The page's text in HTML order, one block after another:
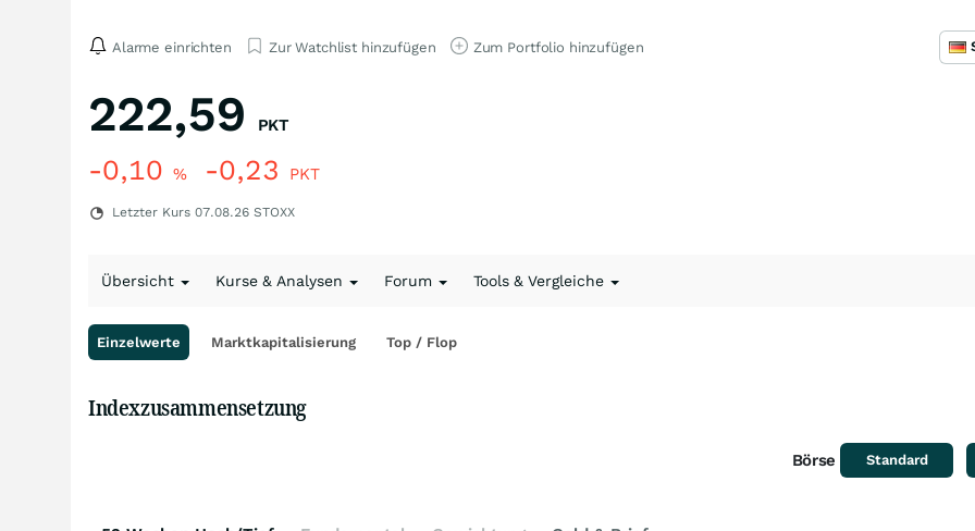
Alarme einrichten Zur Watchlist hinzufügen Zum Portfolio hinzufügen
222,59 PKT
-0,10 % -0,23 PKT
Letzter Kurs 07.08.26 STOXX
Übersicht Kurse & Analysen Forum Tools & Vergleiche
Einzelwerte Marktkapitalisierung Top / Flop
Indexzusammensetzung
Börse Standard